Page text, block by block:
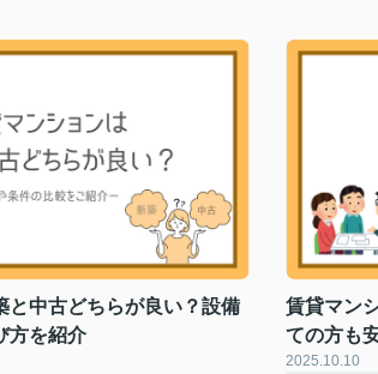
と中古どちらが良い？設備
方を紹介
賃貸マン
ての方も
2025.10.10